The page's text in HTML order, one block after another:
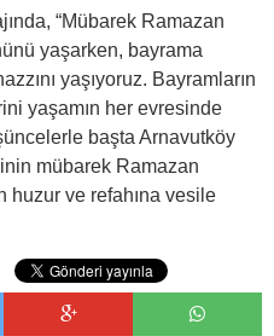
“Mübarek Ramazan
yaşarken, bayrama
yaşıyoruz. Bayramların
yaşamın her evresinde
başta Arnavutköy
mübarek Ramazan
huzur ve refahına vesile